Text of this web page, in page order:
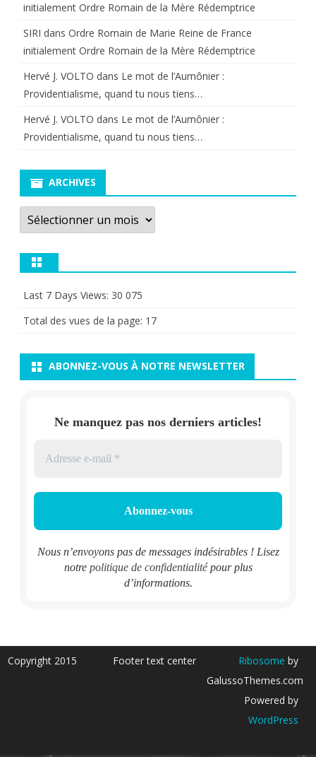
initialement Ordre Romain de la Mère Rédemptrice
SIRI dans Ordre Romain de Marie Reine de France
initialement Ordre Romain de la Mère Rédemptrice
Hervé J. VOLTO dans Le mot de l’Aumônier :
Providentialisme, quand tu nous tiens…
Hervé J. VOLTO dans Le mot de l’Aumônier :
Providentialisme, quand tu nous tiens…
ARCHIVES
Archives
Last 7 Days Views: 30 075
Total des vues de la page: 17
ABONNEZ-VOUS À NOTRE NEWSLETTER
Ne manquez pas nos derniers articles!
Nous n’envoyons pas de messages indésirables ! Lisez
notre politique de confidentialitépour plus
d’informations.
Copyright 2015 Footer text center Ribosome by
GalussoThemes.com
Powered by
WordPress